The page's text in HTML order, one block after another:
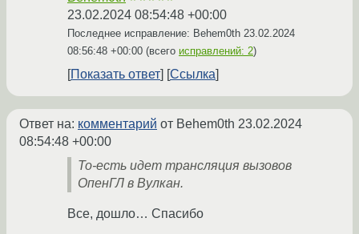
23.02.2024 08:54:48 +00:00
Последнее исправление: Behem0th 23.02.2024
08:56:48 +00:00 (всего исправлений: 2)
Показать ответ Ссылка
Ответ на: комментарий от Behem0th 23.02.2024
08:54:48 +00:00
То-есть идет трансляция вызовов
ОпенГЛ в Вулкан.
Все, дошло… Спасибо